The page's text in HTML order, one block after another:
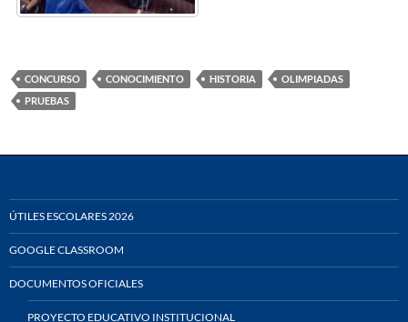
CONCURSO CONOCIMIENTO HISTORIA
OLIMPIADAS
PRUEBAS
ÚTILES ESCOLARES 2026
GOOGLE CLASSROOM
DOCUMENTOS OFICIALES
PROYECTO EDUCATIVO INSTITUCIONAL